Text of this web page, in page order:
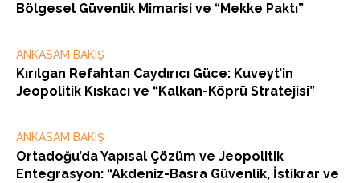
Bölgesel Güvenlik Mimarisi ve “Mekke Paktı”
ANKASAM BAKIŞ
Kırılgan Refahtan Caydırıcı Güce: Kuveyt’in
Jeopolitik Kıskacı ve “Kalkan-Köprü Stratejisi”
ANKASAM BAKIŞ
Ortadoğu’da Yapısal Çözüm ve Jeopolitik
Entegrasyon: “Akdeniz-Basra Güvenlik, İstikrar ve